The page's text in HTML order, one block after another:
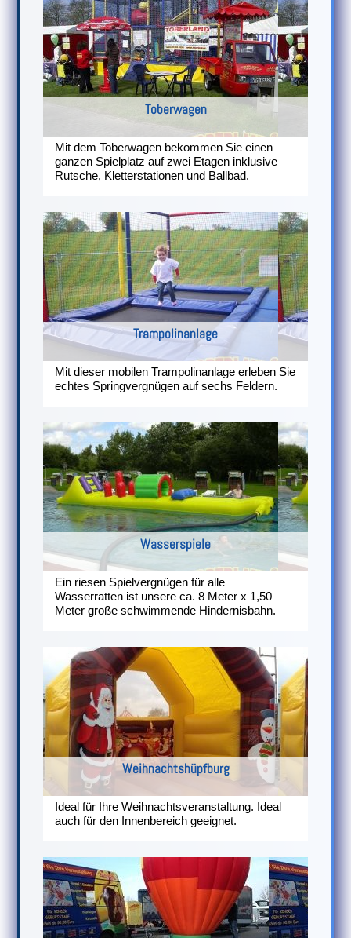
Toberwagen
Mit dem Toberwagen bekommen Sie einen
ganzen Spielplatz auf zwei Etagen inklusive
Rutsche, Kletterstationen und Ballbad.
Trampolinanlage
Mit dieser mobilen Trampolinanlage erleben Sie
echtes Springvergnügen auf sechs Feldern.
Wasserspiele
Ein riesen Spielvergnügen für alle
Wasserratten ist unsere ca. 8 Meter x 1,50
Meter große schwimmende Hindernisbahn.
Weihnachtshüpfburg
Ideal für Ihre Weihnachtsveranstaltung. Ideal
auch für den Innenbereich geeignet.